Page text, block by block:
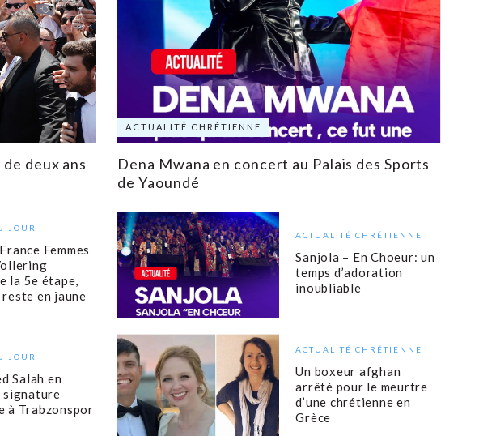
deux ans
JOUR
Femmes
la 5e étape,
reste en jaune
JOUR
Salah en
signature
à Trabzonspor
ACTUALITÉ CHRÉTIENNE
Dena Mwana en concert au Palais des Sports
de Yaoundé
ACTUALITÉ CHRÉTIENNE
Sanjola – En Choeur: un
temps d’adoration
inoubliable
ACTUALITÉ CHRÉTIENNE
Un boxeur afghan
arrêté pour le meurtre
d’une chrétienne en
Grèce